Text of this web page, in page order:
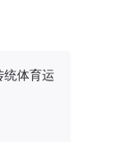
统体育运